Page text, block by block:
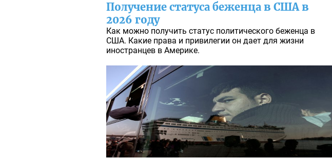
Получение статуса беженца в США в
2026 году
Как можно получить статус политического беженца в
США. Какие права и привилегии он дает для жизни
иностранцев в Америке.